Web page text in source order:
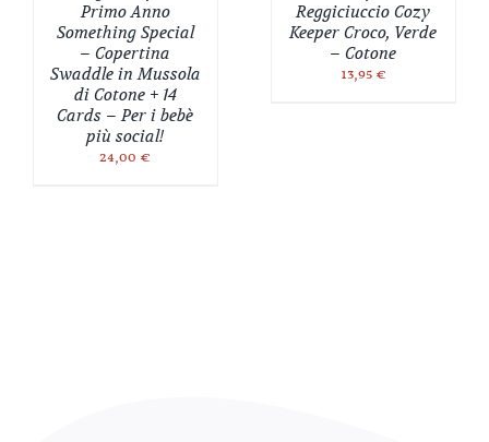
Primo Anno
Something Special
– Copertina
Swaddle in Mussola
di Cotone + 14
Cards – Per i bebè
più social!
24,00 €
Reggiciuccio Cozy
Keeper Croco, Verde
– Cotone
13,95 €